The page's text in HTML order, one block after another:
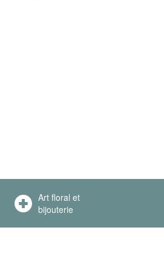
Art floral et
bijouterie